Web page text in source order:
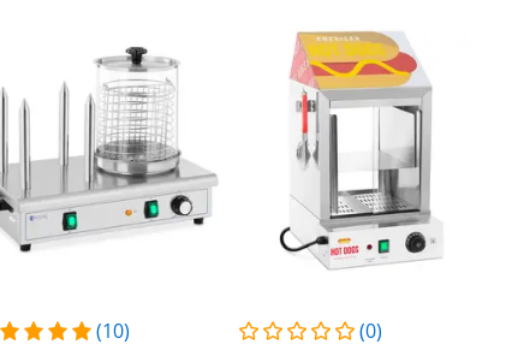
(10) (0)